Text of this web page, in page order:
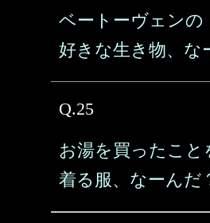
ベートーヴェンの
好きな生き物、な
Q.25
お湯を買ったこと
着る服、なーんだ